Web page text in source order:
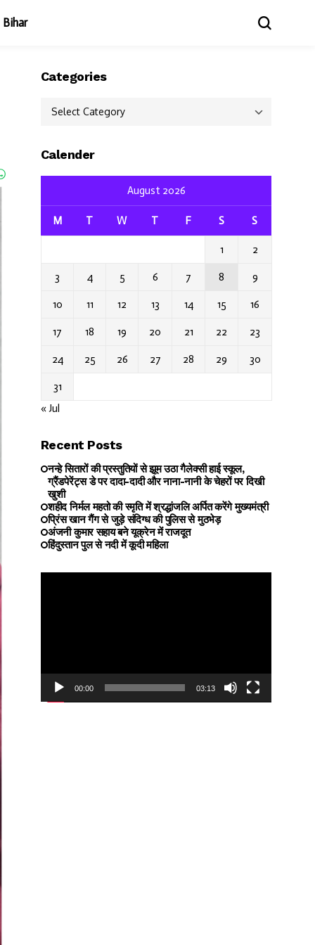
Bihar
Categories
Categories
Calender
August 2026
M T W T F S S
1 2
3 4 5 6 7 8 9
10 11 12 13 14 15 16
17 18 19 20 21 22 23
24 25 26 27 28 29 30
31
« Jul
Recent Posts
नन्हे सितारों की प्रस्तुतियों से झूम उठा गैलेक्सी हाई स्कूल,
ग्रैंडपेरेंट्स डे पर दादा-दादी और नाना-नानी के चेहरों पर दिखी
खुशी
शहीद निर्मल महतो की स्मृति में श्रद्धांजलि अर्पित करेंगे मुख्यमंत्री
प्रिंस खान गैंग से जुड़े संदिग्ध की पुलिस से मुठभेड़
अंजनी कुमार सहाय बने यूक्रेन में राजदूत
हिंदुस्तान पुल से नदी में कूदी महिला
00:00 03:13